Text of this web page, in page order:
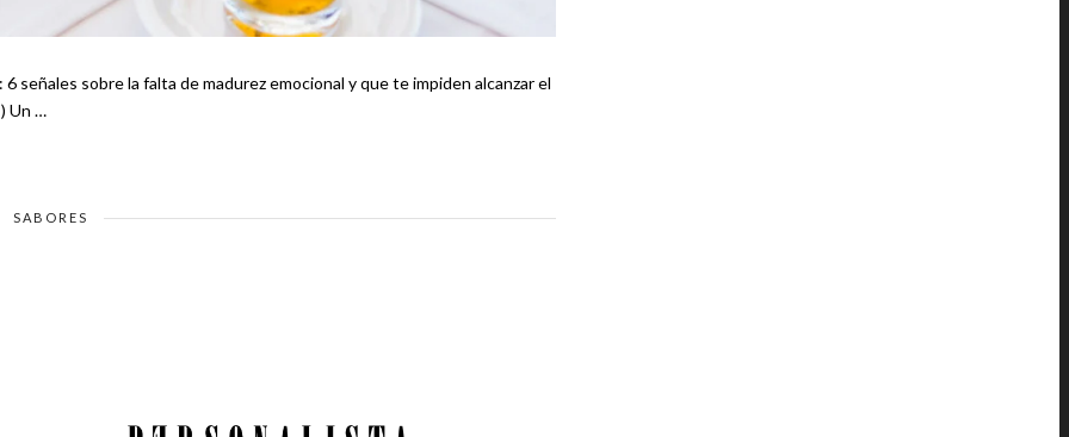
éxito 7 trucos para verte más delgado (¡realmente funcionan!) Un …
SABORES